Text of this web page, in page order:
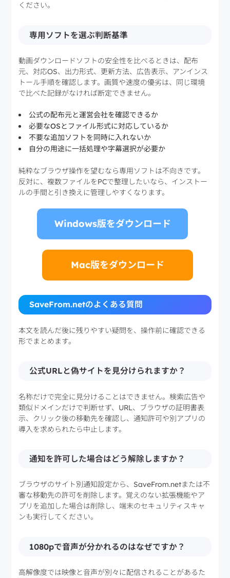
ください。
専用ソフトを選ぶ判断基準
動画ダウンロードソフトの安全性を比べるときは、配布
元、対応OS、出力形式、更新方法、広告表示、アンインス
トール手順を確認します。画質や速度の優劣は、同じ環境
で比べた記録がなければ断定できません。
公式の配布元と運営会社を確認できるか
必要なOSとファイル形式に対応しているか
不要な追加ソフトを同時に入れないか
自分の用途に一括処理や字幕選択が必要か
純粋なブラウザ操作を望むなら専用ソフトは不向きです。
反対に、複数ファイルをPCで整理したいなら、インストー
ルの手間と引き換えに管理しやすくなります。
Windows版をダウンロード
Mac版をダウンロード
SaveFrom.netのよくある質問
本文を読んだ後に残りやすい疑問を、操作前に確認できる
形でまとめます。
公式URLと偽サイトを見分けられますか？
名称だけで完全に見分けることはできません。検索広告や
類似ドメインだけで判断せず、URL、ブラウザの証明書表
示、クリック後の移動先を確認し、通知許可や別アプリの
導入を求められたら中止します。
通知を許可した場合はどう解除しますか？
ブラウザのサイト別通知設定から、SaveFrom.netまたは不
審な移動先の許可を削除します。覚えのない拡張機能やア
プリを追加した場合は削除し、端末のセキュリティスキャ
ンも実行してください。
1080pで音声が分かれるのはなぜですか？
高解像度では映像と音声が別々に配信されることがあるた